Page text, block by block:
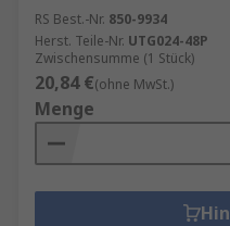
RS Best.-Nr. 850-9934
Herst. Teile-Nr. UTG024-48P
Zwischensumme (1 Stück)
20,84 €(ohne MwSt.)
Menge